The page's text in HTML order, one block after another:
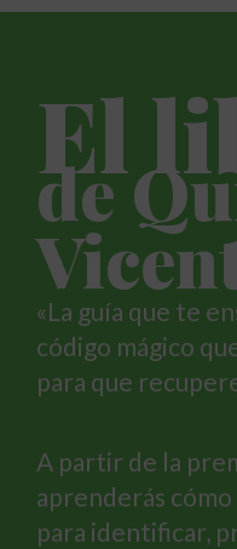
El
de
«La guía que te
código mágico
para que
A partir de la
aprenderás
para identificar,